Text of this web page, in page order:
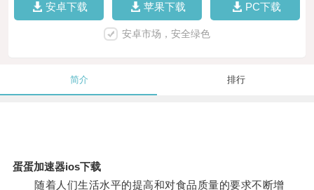
安卓下载 苹果下载 PC下载
安卓市场，安全绿色
简介 排行
蛋蛋加速器ios下载
随着人们生活水平的提高和对食品质量的要求不断增